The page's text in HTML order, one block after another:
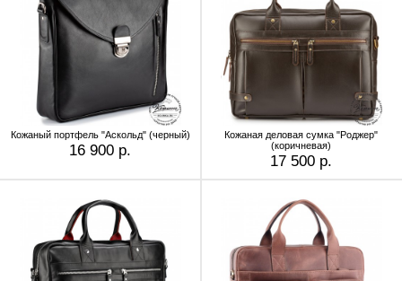
Кожаный портфель "Аскольд" (черный)
16 900 р.
Кожаная деловая сумка "Роджер"
(коричневая)
17 500 р.